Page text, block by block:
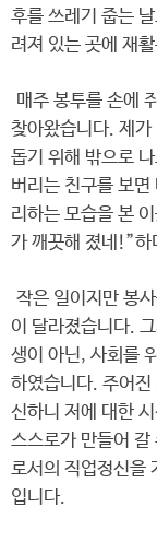
후를 쓰레기 줍는
려져 있는 곳에 재
매주 봉투를 손에
찾아왔습니다. 제
돕기 위해 밖으로
버리는 친구를 보
리하는 모습을 본
가 깨끗해 졌네!”하
작은 일이지만 봉
이 달라졌습니다.
생이 아닌, 사회를
하였습니다. 주어
신하니 저에 대한
스스로가 만들어
로서의 직업정신을
입니다.